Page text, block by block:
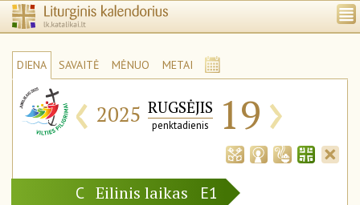
DIENA SAVAITĖ MĖNUO METAI
‹ 2025 RUGSĖJIS
penktadienis 19 ›
C Eilinis laikas E1